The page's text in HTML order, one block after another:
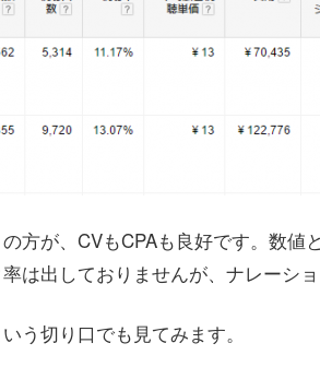
方が、CVもCPAも良好です。数値
は出しておりませんが、ナレーシ
う切り口でも見てみます。